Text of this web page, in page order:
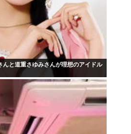
んと道重さゆみさんが理想のアイドル